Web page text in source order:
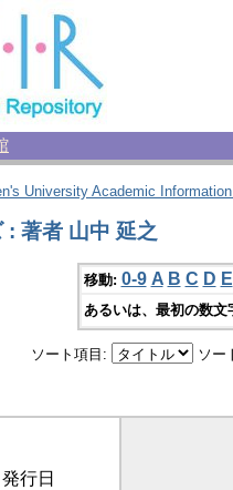
University Academic
: 著者 山中 延之
移動: 0-9 A B C D E
あるいは、最初の数
ソート項目: ソー
発行日